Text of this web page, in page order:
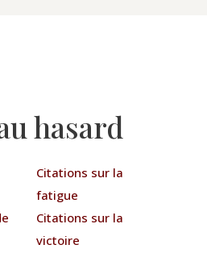
hasard
Citations sur la
fatigue
Citations sur la
victoire